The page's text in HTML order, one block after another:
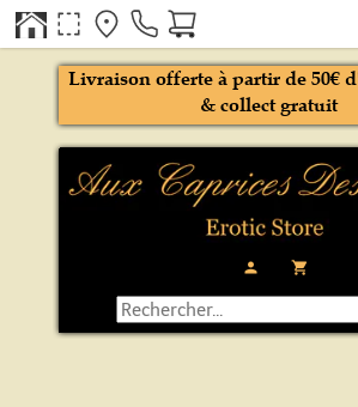
person local_grocery_store
Livraison offerte à partir de 50€
& collect gratuit